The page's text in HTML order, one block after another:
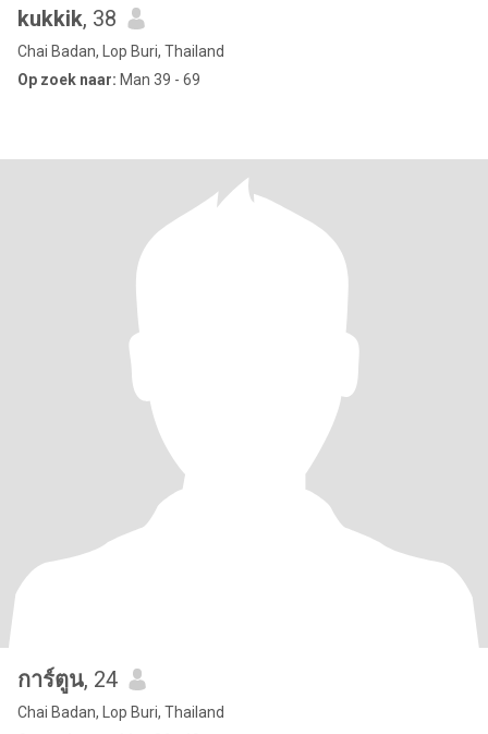
kukkik, 38
Chai Badan, Lop Buri, Thailand
Op zoek naar: Man 39 - 69
การ์ตูน, 24
Chai Badan, Lop Buri, Thailand